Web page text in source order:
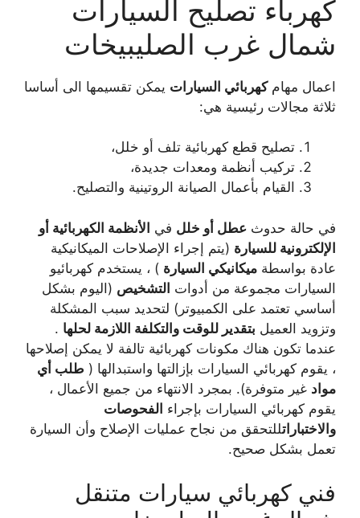
كهرباء تصليح السيارات
شمال غرب الصليبيخات
اعمال مهامكهربائي السيارات يمكن تقسيمها الى أساسا
ثلاثة مجالات رئيسية هي:
تصليح قطع كهربائية تلف أو خلل،
تركيب أنظمة ومعدات جديدة،
القيام بأعمال الصيانة الروتينية والتصليح.
في حالة حدوث عطل أو خلل في الأنظمة الكهربائية أو
الإلكترونية للسيارة (يتم إجراء الإصلاحات الميكانيكية
عادة بواسطة ميكانيكي السيارة ) ، يستخدم كهربائيو
السيارات مجموعة من أدوات التشخيص (اليوم بشكل
أساسي تعتمد على الكمبيوتر) لتحديد سبب المشكلة
وتزويد العميل بتقدير للوقت والتكلفة اللازمة لحلها .
عندما تكون هناك مكونات كهربائية تالفة لا يمكن إصلاحها
، يقوم كهربائي السيارات بإزالتها واستبدالها ( طلب أي
مواد غير متوفرة). بمجرد الانتهاء من جميع الأعمال ،
يقوم كهربائي السيارات بإجراء الفحوصات
والاختباراتللتحقق من نجاح عمليات الإصلاح وأن السيارة
تعمل بشكل صحيح.
فني كهربائي سيارات متنقل